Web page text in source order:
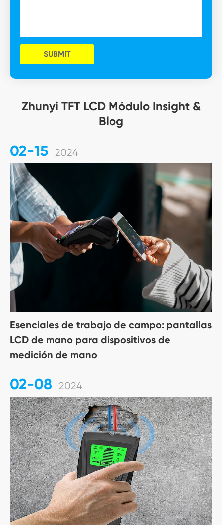
SUBMIT
Zhunyi TFT LCD Módulo Insight &
Blog
02-15 2024
Esenciales de trabajo de campo: pantallas
LCD de mano para dispositivos de
medición de mano
02-08 2024